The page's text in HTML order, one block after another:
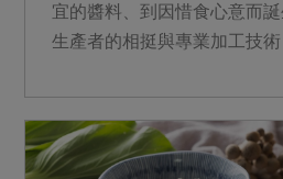
宜的醬料、到因惜食心意而
生產者的相挺與專業加工技